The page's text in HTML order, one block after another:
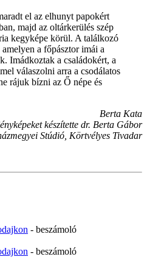
el az elhunyt papokért
majd az oltárkerülés szép
kegyképe körül. A találkozó
a főpásztor imái a
Imádkoztak a családokért, a
válaszolni arra a csodálatos
rájuk bízni az Ő népe és
Berta Kata
készítette dr. Berta Gábor
Stúdió, Körtvélyes Tivadar
- beszámoló
- beszámoló